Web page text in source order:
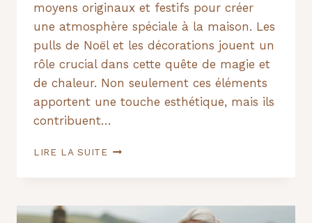
moyens originaux et festifs pour créer
une atmosphère spéciale à la maison. Les
pulls de Noël et les décorations jouent un
rôle crucial dans cette quête de magie et
de chaleur. Non seulement ces éléments
apportent une touche esthétique, mais ils
contribuent…
LIRE LA SUITEPULLS
DÉCORATIONS